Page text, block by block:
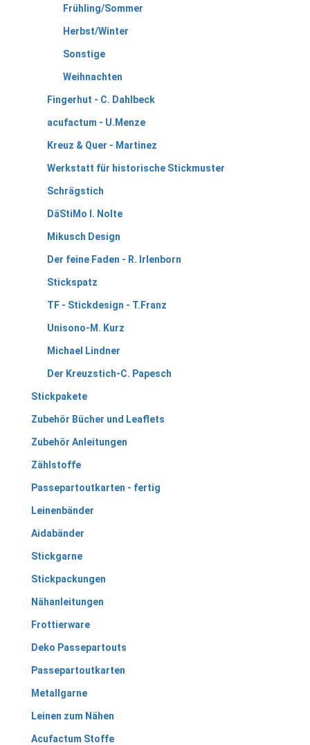
Frühling/Sommer
Herbst/Winter
Sonstige
Weihnachten
Fingerhut - C. Dahlbeck
acufactum - U.Menze
Kreuz & Quer - Martinez
Werkstatt für historische Stickmuster
Schrägstich
DäStiMo I. Nolte
Mikusch Design
Der feine Faden - R. Irlenborn
Stickspatz
TF - Stickdesign - T.Franz
Unisono-M. Kurz
Michael Lindner
Der Kreuzstich-C. Papesch
Stickpakete
Zubehör Bücher und Leaflets
Zubehör Anleitungen
Zählstoffe
Passepartoutkarten - fertig
Leinenbänder
Aidabänder
Stickgarne
Stickpackungen
Nähanleitungen
Frottierware
Deko Passepartouts
Passepartoutkarten
Metallgarne
Leinen zum Nähen
Acufactum Stoffe